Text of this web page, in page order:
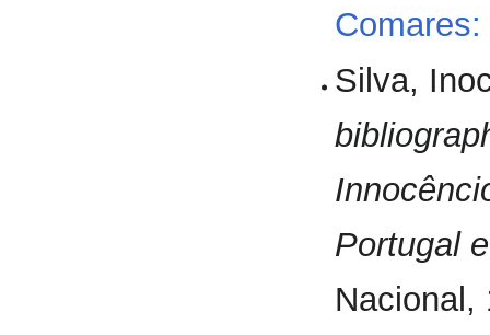
Silva,
Portugal
Nacional,